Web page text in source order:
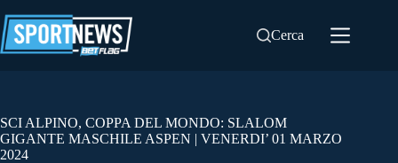
al
contenuto
Cerca
SCI ALPINO, COPPA DEL MONDO: SLALOM
GIGANTE MASCHILE ASPEN | VENERDI’ 01 MARZO
2024